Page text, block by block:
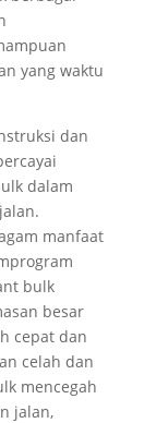
yang waktu
dan
dalam
manfaat
bulk
besar
cepat dan
celah dan
mencegah
jalan,